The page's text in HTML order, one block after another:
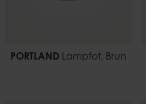
PORTLAND Lampfot, Brun